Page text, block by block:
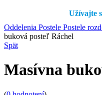
Užívajte
Oddelenia Postele Postele
buková posteľ Ráchel
Spät
Masívna